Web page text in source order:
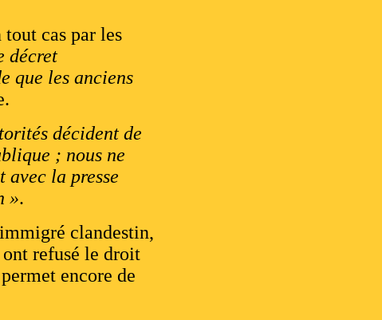
tout cas par les
décret
que les anciens
décident de
; nous ne
avec la presse
».
clandestin,
refusé le droit
encore de